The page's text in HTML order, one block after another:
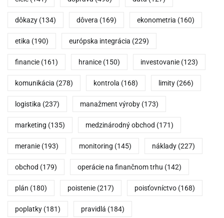
dôkazy (134) dôvera (169) ekonometria (160)
etika (190) európska integrácia (229)
financie (161) hranice (150) investovanie (123)
komunikácia (278) kontrola (168) limity (266)
logistika (237) manažment výroby (173)
marketing (135) medzinárodný obchod (171)
meranie (193) monitoring (145) náklady (227)
obchod (179) operácie na finančnom trhu (142)
plán (180) poistenie (217) poisťovníctvo (168)
poplatky (181) pravidlá (184)